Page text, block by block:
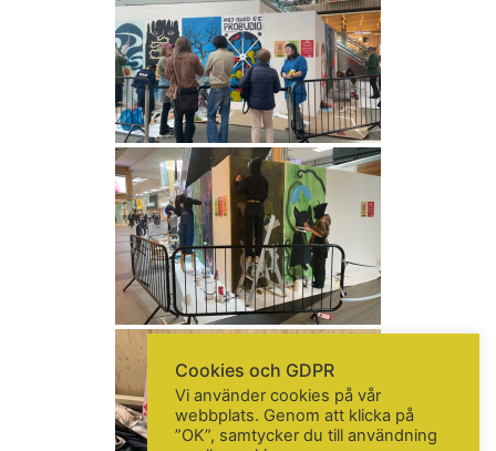
KONTAKTA OSS
+46 31 14 80 61
info@gbgkonstskola.se
VAD HÄNDER…
Följ oss på Facebook
Nyhetsbrev? Prenumerera här!
Cookies och GDPR
Vi använder cookies på vår
webbplats. Genom att klicka på
”OK”, samtycker du till användning